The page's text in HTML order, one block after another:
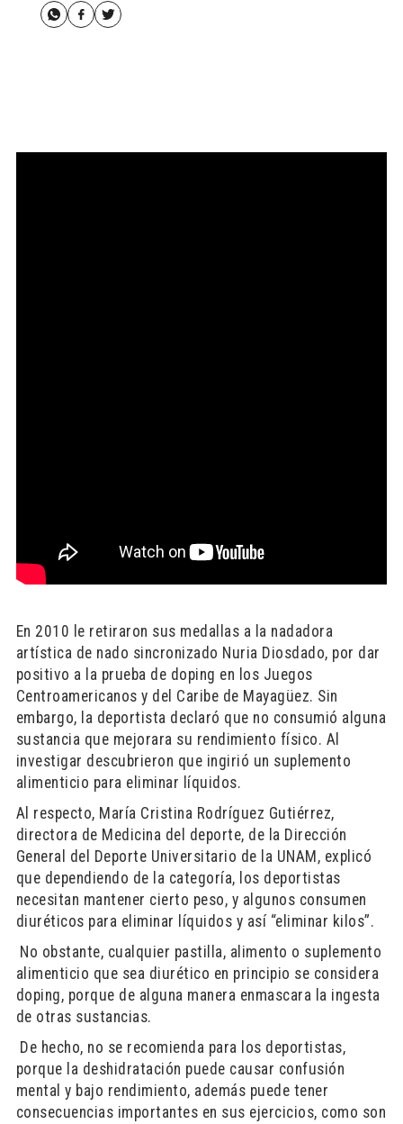
En 2010 le retiraron sus medallas a la nadadora
artística de nado sincronizado Nuria Diosdado, por dar
positivo a la prueba de doping en los Juegos
Centroamericanos y del Caribe de Mayagüez. Sin
embargo, la deportista declaró que no consumió alguna
sustancia que mejorara su rendimiento físico. Al
investigar descubrieron que ingirió un suplemento
alimenticio para eliminar líquidos.
Al respecto, María Cristina Rodríguez Gutiérrez,
directora de Medicina del deporte, de la Dirección
General del Deporte Universitario de la UNAM, explicó
que dependiendo de la categoría, los deportistas
necesitan mantener cierto peso, y algunos consumen
diuréticos para eliminar líquidos y así “eliminar kilos”.
No obstante, cualquier pastilla, alimento o suplemento
alimenticio que sea diurético en principio se considera
doping, porque de alguna manera enmascara la ingesta
de otras sustancias.
De hecho, no se recomienda para los deportistas,
porque la deshidratación puede causar confusión
mental y bajo rendimiento, además puede tener
consecuencias importantes en sus ejercicios, como son